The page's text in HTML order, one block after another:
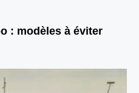
: modèles à éviter